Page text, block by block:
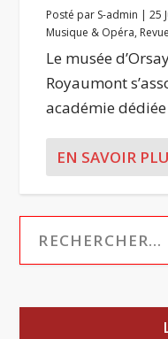
Posté par S-admin |25
Musique & Opéra,
Le musée
Royaumont
académie dédiée
EN SAVOIR